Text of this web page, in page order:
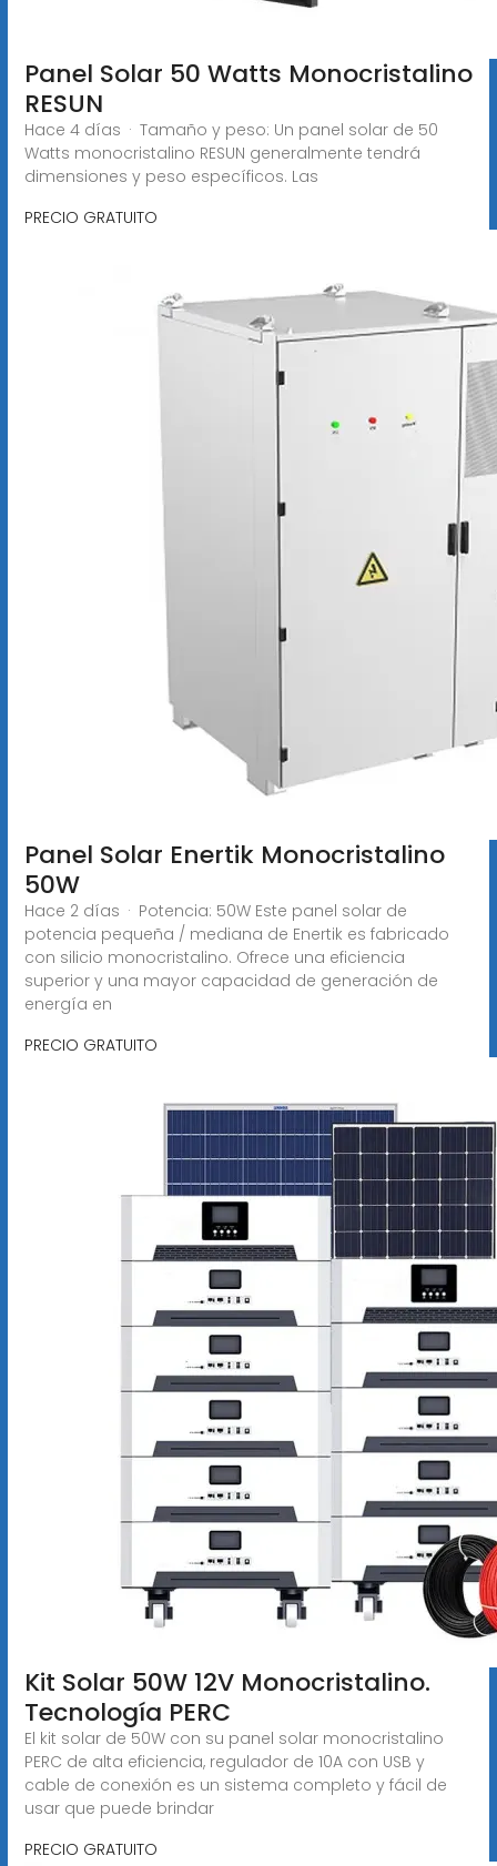
Panel Solar 50 Watts Monocristalino
RESUN
Hace 4 días · Tamaño y peso: Un panel solar de 50
Watts monocristalino RESUN generalmente tendrá
dimensiones y peso específicos. Las
PRECIO GRATUITO
Panel Solar Enertik Monocristalino
50W
Hace 2 días · Potencia: 50W Este panel solar de
potencia pequeña / mediana de Enertik es fabricado
con silicio monocristalino. Ofrece una eficiencia
superior y una mayor capacidad de generación de
energía en
PRECIO GRATUITO
Kit Solar 50W 12V Monocristalino.
Tecnología PERC
El kit solar de 50W con su panel solar monocristalino
PERC de alta eficiencia, regulador de 10A con USB y
cable de conexión es un sistema completo y fácil de
usar que puede brindar
PRECIO GRATUITO